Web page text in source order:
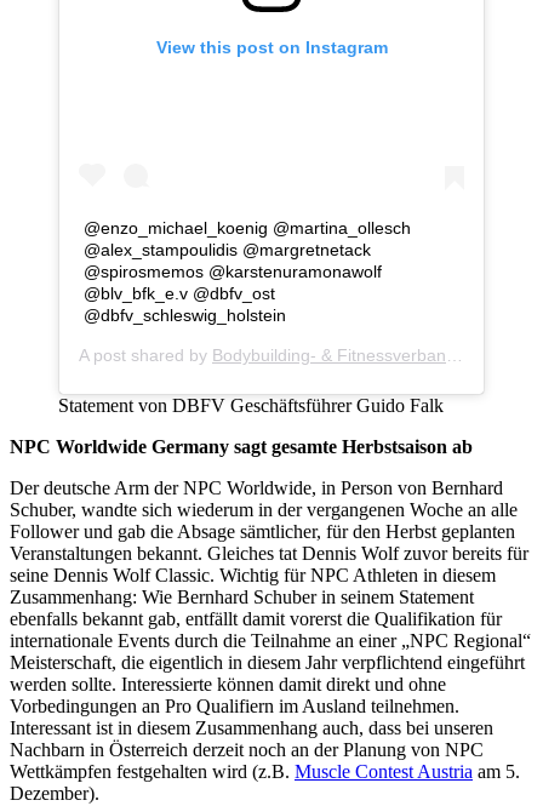
View this post on Instagram
@enzo_michael_koenig @martina_ollesch
@alex_stampoulidis @margretnetack
@spirosmemos @karstenuramonawolf
@blv_bfk_e.v @dbfv_ost
@dbfv_schleswig_holstein
A post shared by Bodybuilding- & Fitnessverband
Statement von DBFV Geschäftsführer Guido Falk
NPC Worldwide Germany sagt gesamte Herbstsaison ab
Der deutsche Arm der NPC Worldwide, in Person von Bernhard
Schuber, wandte sich wiederum in der vergangenen Woche an alle
Follower und gab die Absage sämtlicher, für den Herbst geplanten
Veranstaltungen bekannt. Gleiches tat Dennis Wolf zuvor bereits für
seine Dennis Wolf Classic. Wichtig für NPC Athleten in diesem
Zusammenhang: Wie Bernhard Schuber in seinem Statement
ebenfalls bekannt gab, entfällt damit vorerst die Qualifikation für
internationale Events durch die Teilnahme an einer „NPC Regional“
Meisterschaft, die eigentlich in diesem Jahr verpflichtend eingeführt
werden sollte. Interessierte können damit direkt und ohne
Vorbedingungen an Pro Qualifiern im Ausland teilnehmen.
Interessant ist in diesem Zusammenhang auch, dass bei unseren
Nachbarn in Österreich derzeit noch an der Planung von NPC
Wettkämpfen festgehalten wird (z.B. Muscle Contest Austria am 5.
Dezember).